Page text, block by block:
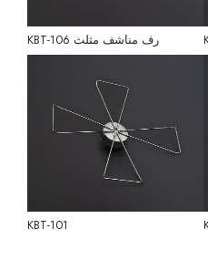
رف مناشف مثلث KBT-106
KBT-101